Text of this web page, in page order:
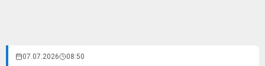
07.07.2026 08:50